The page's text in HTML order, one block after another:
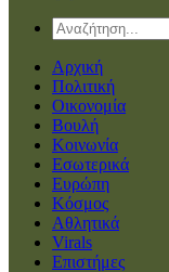
Αρχική
Πολιτική
Οικονομία
Βουλή
Κοινωνία
Εσωτερικά
Ευρώπη
Κόσμος
Αθλητικά
Virals
Επιστήμες